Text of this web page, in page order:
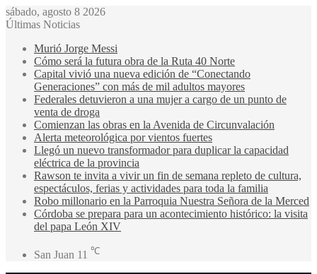
sábado, agosto 8 2026
Últimas Noticias
Murió Jorge Messi
Cómo será la futura obra de la Ruta 40 Norte
Capital vivió una nueva edición de “Conectando
Generaciones” con más de mil adultos mayores
Federales detuvieron a una mujer a cargo de un punto de
venta de droga
Comienzan las obras en la Avenida de Circunvalación
Alerta meteorológica por vientos fuertes
Llegó un nuevo transformador para duplicar la capacidad
eléctrica de la provincia
Rawson te invita a vivir un fin de semana repleto de cultura,
espectáculos, ferias y actividades para toda la familia
Robo millonario en la Parroquia Nuestra Señora de la Merced
Córdoba se prepara para un acontecimiento histórico: la visita
del papa León XIV
San Juan 11 ℃